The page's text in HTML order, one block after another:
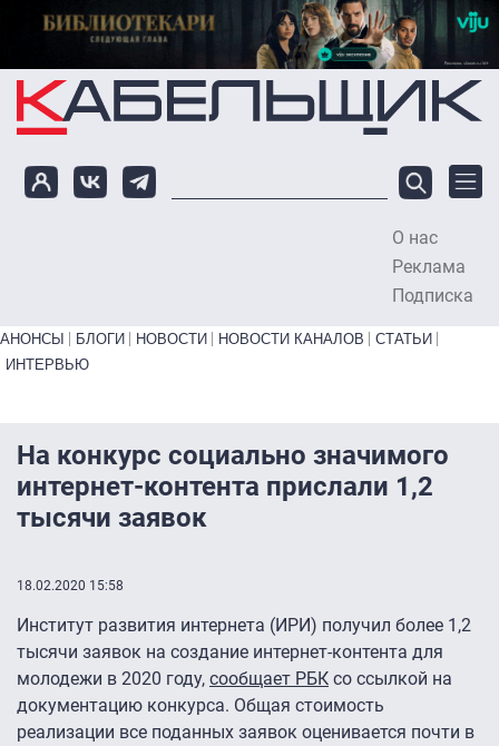
Перейти к основному содержанию
О нас
Реклама
Подписка
Primary links bottom
АНОНСЫ БЛОГИ НОВОСТИ НОВОСТИ КАНАЛОВ
СТАТЬИ
ИНТЕРВЬЮ
На конкурс социально значимого
интернет-контента прислали 1,2
тысячи заявок
18.02.2020 15:58
Институт развития интернета (ИРИ) получил более 1,2
тысячи заявок на создание интернет-контента для
молодежи в 2020 году, сообщает РБК со ссылкой на
документацию конкурса. Общая стоимость
реализации все поданных заявок оценивается почти в